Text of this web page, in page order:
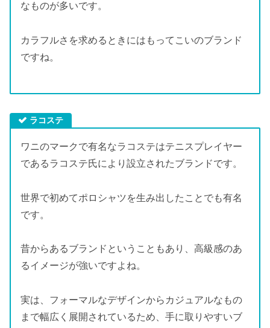
なものが多いです。
カラフルさを求めるときにはもってこいのブランド
ですね。
ラコステ
ワニのマークで有名なラコステはテニスプレイヤー
であるラコステ氏により設立されたブランドです。
世界で初めてポロシャツを生み出したことでも有名
です。
昔からあるブランドということもあり、高級感のあ
るイメージが強いですよね。
実は、フォーマルなデザインからカジュアルなもの
まで幅広く展開されているため、手に取りやすいブ